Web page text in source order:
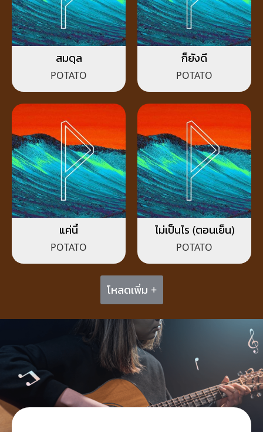
สมดุล
POTATO
ก็ยังดี
POTATO
แค่นี้
POTATO
ไม่เป็นไร (ตอนเย็น)
POTATO
โหลดเพิ่ม +